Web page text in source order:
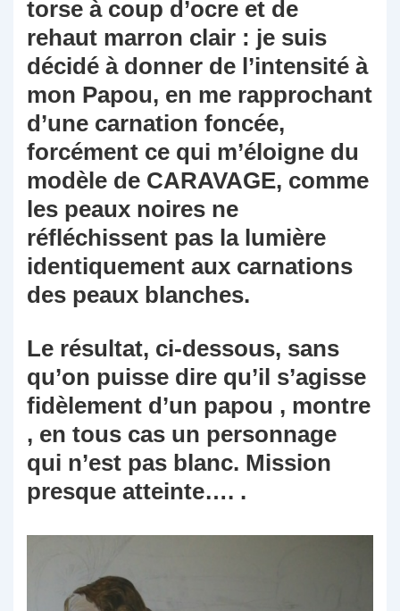
torse à coup d’ocre et de
rehaut marron clair : je suis
décidé à donner de l’intensité à
mon Papou, en me rapprochant
d’une carnation foncée,
forcément ce qui m’éloigne du
modèle de CARAVAGE, comme
les peaux noires ne
réfléchissent pas la lumière
identiquement aux carnations
des peaux blanches.
Le résultat, ci-dessous, sans
qu’on puisse dire qu’il s’agisse
fidèlement d’un papou , montre
, en tous cas un personnage
qui n’est pas blanc. Mission
presque atteinte…. .